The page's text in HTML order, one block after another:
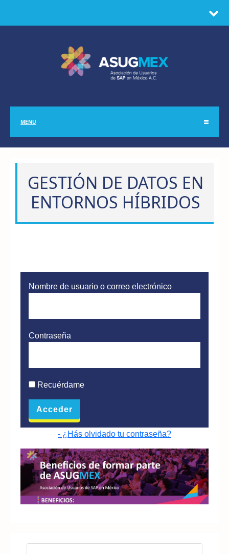
MENU
GESTIÓN DE DATOS EN
ENTORNOS HÍBRIDOS
Nombre de usuario o correo electrónico
Contraseña
Recuérdame
- ¿Hás olvidado tu contraseña?